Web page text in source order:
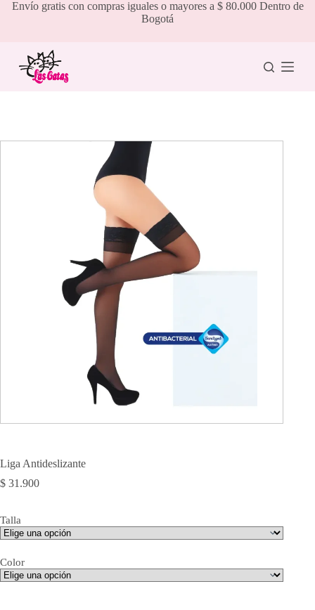
SaltarEnvío gratis con compras iguales o mayores a $ 80.000 Dentro de
Bogotá
Liga Antideslizante
$ 31.900
Talla
Color